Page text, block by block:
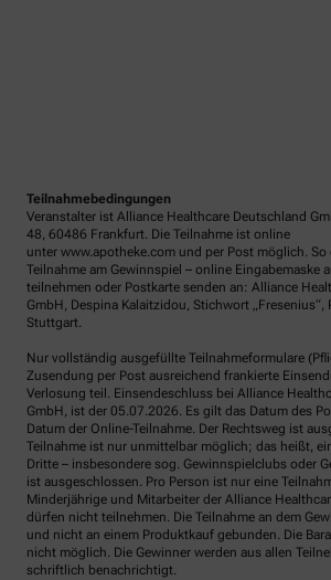
Teilnahmebedingungen
Veranstalter ist Alliance Healthcare Deutschland
48, 60486 Frankfurt. Die Teilnahme ist online
unter www.apotheke.com und per Post möglich.
Teilnahme am Gewinnspiel – online Eingabemaske
teilnehmen oder Postkarte senden an: Alliance
GmbH, Despina Kalaitzidou, Stichwort
Stuttgart.
Nur vollständig ausgefüllte Teilnahmeformulare
Zusendung per Post ausreichend frankierte
Verlosung teil. Einsendeschluss bei Alliance
GmbH, ist der 05.07.2026. Es gilt das Datum des
Datum der Online-Teilnahme. Der Rechtsweg ist
Teilnahme ist nur unmittelbar möglich; das heißt,
Dritte – insbesondere sog. Gewinnspielclubs oder
ist ausgeschlossen. Pro Person ist nur eine
Minderjährige und Mitarbeiter der Alliance
dürfen nicht teilnehmen. Die Teilnahme an dem
und nicht an einem Produktkauf gebunden. Die
nicht möglich. Die Gewinner werden aus allen
schriftlich benachrichtigt.